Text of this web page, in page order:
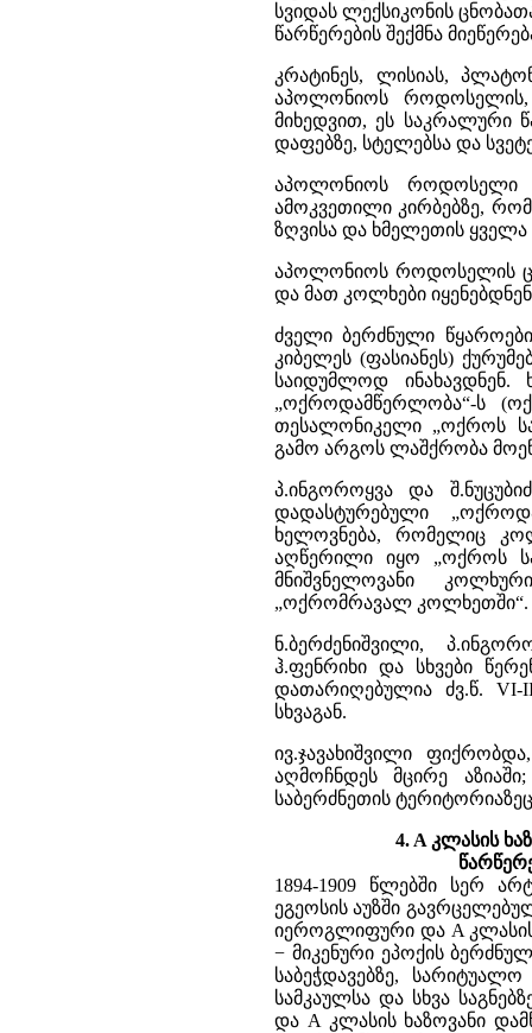
სვიდას ლექსიკონის
წარწერების შექმნა
კრატინეს, ლისიას,
აპოლონიოს როდოსელის,
მიხედვით, ეს საკრალური
დაფებზე, სტელებსა და
აპოლონიოს როდოსელი
ამოკვეთილი კირბებზე,
ზღვისა და ხმელეთის ყველა
აპოლონიოს როდოსელის
და მათ კოლხები
ძველი ბერძნული
კიბელეს (ფასიანეს)
საიდუმლოდ ინახავდნენ.
„ოქროდამწერლობა“-ს
თესალონიკელი „ოქროს
გამო არგოს ლაშქრობა
პ.ინგოროყვა და
დადასტურებული
ხელოვნება, რომელიც
აღწერილი იყო „ოქროს
მნიშვნელოვანი
„ოქრომრავალ კოლხეთში“.
ნ.ბერძენიშვილი,
ჰ.ფენრიხი და სხვები
დათარიღებულია ძვ.წ.
სხვაგან.
ივ.ჯავახიშვილი
აღმოჩნდეს მცირე
საბერძნეთის
4. A კლასის
1894-1909 წლებში სერ
ეგეოსის აუზში
იეროგლიფური და A
− მიკენური ეპოქის
საბეჭდავებზე,
სამკაულსა და სხვა
და A კლასის ხაზოვანი